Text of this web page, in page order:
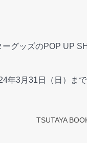
グッズのPOP UP
年3月31日（日）ま
TSUTAYA